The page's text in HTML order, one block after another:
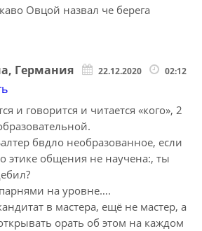
Овцой назвал че берега
Германия 22.12.2020 02:12
и говорится и читается «кого», 2
бвдло необразованное, если
этике общения не научена:, ты
на уровне….
в мастера, ещё не мастер, а
орать об этом на каждом